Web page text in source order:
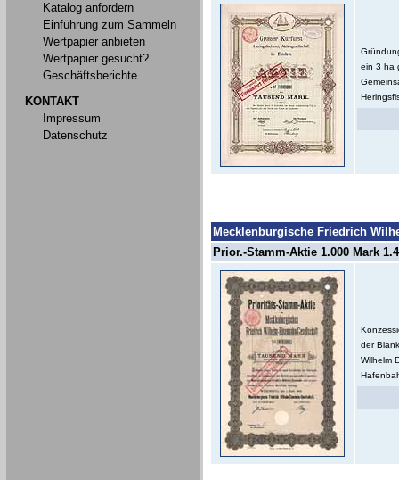
Katalog anfordern
Einführung zum Sammeln
Wertpapier anbieten
Wertpapier gesucht?
Geschäftsberichte
KONTAKT
Impressum
Datenschutz
ein 3 ha
Mecklenburgische Friedrich
Prior.-Stamm-Aktie 1.000 Mark
der
Wilhelm